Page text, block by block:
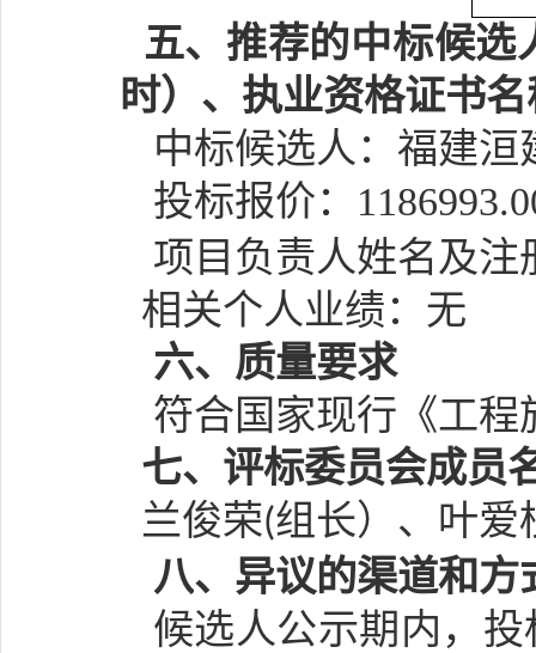
五、推荐的中标候
时）、执业资格证书
中标候选人： 福建洹
投标报价：
项目负责人姓名及注
相关个人业绩：无
六、质量要求
符合国家现行《工
七、 评标委员会成员
兰俊荣(组长）、 叶爱
八、异议的渠道和方
候选人公示期内，